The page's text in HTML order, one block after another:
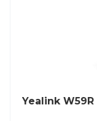
Yealink W59R